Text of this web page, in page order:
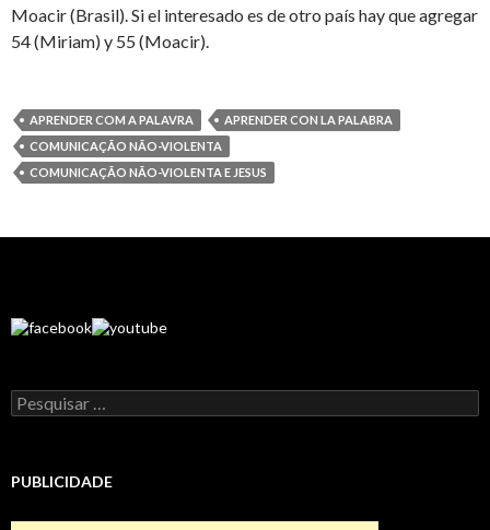
Moacir (Brasil). Si el interesado es de otro país hay que agregar
54 (Miriam) y 55 (Moacir).
APRENDER COM A PALAVRA
APRENDER CON LA PALABRA
COMUNICAÇÃO NÃO-VIOLENTA
COMUNICAÇÃO NÃO-VIOLENTA E JESUS
Pesquisar
por:
PUBLICIDADE